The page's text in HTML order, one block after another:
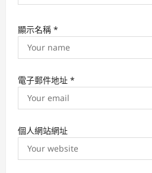
顯示名稱 *
電子郵件地址 *
個人網站網址